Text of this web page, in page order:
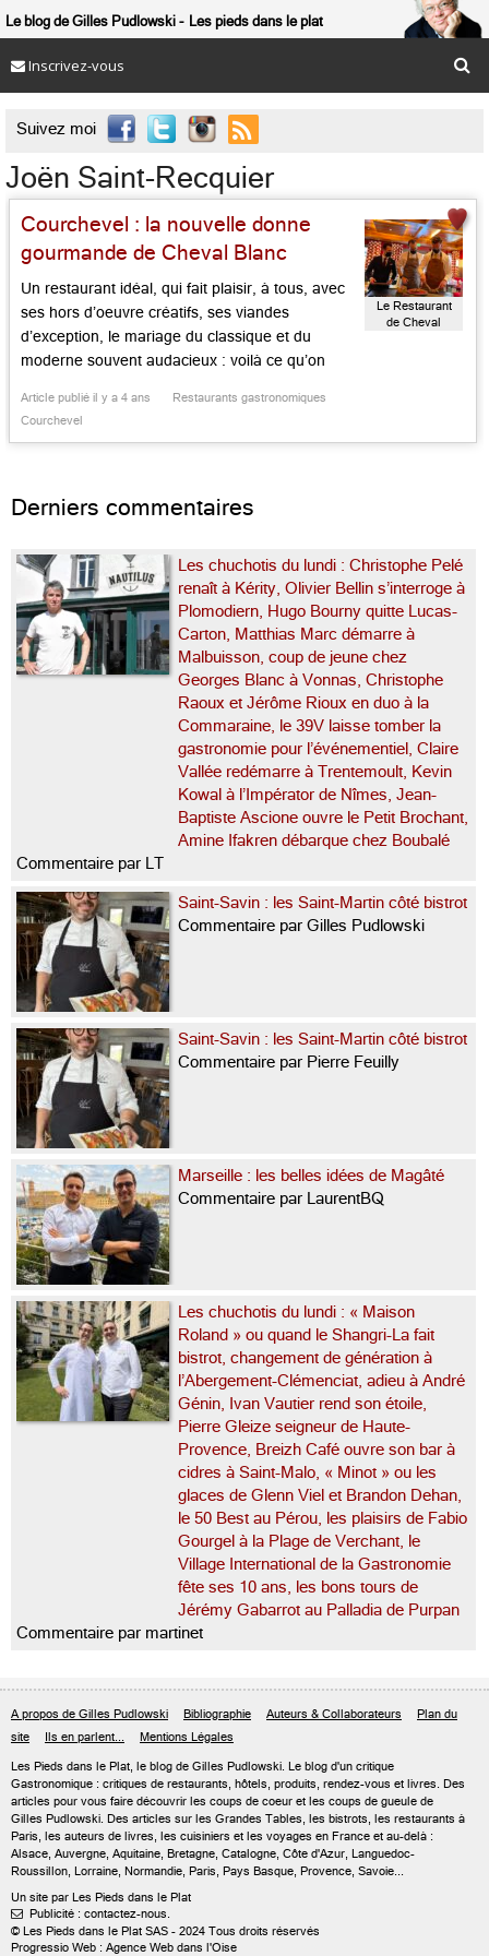
Le blog de Gilles Pudlowski Les pieds dans le plat
Inscrivez-vous
Suivez moi 
Joën Saint-Recquier
Courchevel : la nouvelle donne
gourmande de Cheval Blanc
Un restaurant idéal, qui fait plaisir, à tous, avec
ses hors d’oeuvre créatifs, ses viandes
d’exception, le mariage du classique et du
moderne souvent audacieux : voilà ce qu’on
table d’hôtel qui propose les plaisirs mélangés,
Article publié il y a 4 ans
Restaurants gastronomiques
Courchevel
Le Restaurant
de Cheval
Derniers commentaires
Les chuchotis du lundi : Christophe Pelé
renaît à Kérity, Olivier Bellin s’interroge à
Plomodiern, Hugo Bourny quitte Lucas-
Carton, Matthias Marc démarre à
Malbuisson, coup de jeune chez
Georges Blanc à Vonnas, Christophe
Raoux et Jérôme Rioux en duo à la
Commaraine, le 39V laisse tomber la
gastronomie pour l’événementiel, Claire
Vallée redémarre à Trentemoult, Kevin
Kowal à l’Impérator de Nîmes, Jean-
Baptiste Ascione ouvre le Petit Brochant,
Amine Ifakren débarque chez Boubalé
Commentaire par LT
Saint-Savin : les Saint-Martin côté bistrot
Commentaire par Gilles Pudlowski
Saint-Savin : les Saint-Martin côté bistrot
Commentaire par Pierre Feuilly
Marseille : les belles idées de Magâté
Commentaire par LaurentBQ
Les chuchotis du lundi : « Maison
Roland » ou quand le Shangri-La fait
bistrot, changement de génération à
l’Abergement-Clémenciat, adieu à André
Génin, Ivan Vautier rend son étoile,
Pierre Gleize seigneur de Haute-
Provence, Breizh Café ouvre son bar à
cidres à Saint-Malo, « Minot » ou les
glaces de Glenn Viel et Brandon Dehan,
le 50 Best au Pérou, les plaisirs de Fabio
Gourgel à la Plage de Verchant, le
Village International de la Gastronomie
fête ses 10 ans, les bons tours de
Jérémy Gabarrot au Palladia de Purpan
Commentaire par martinet
A propos de Gilles Pudlowski Bibliographie Auteurs & Collaborateurs
Plan du
site
Ils en parlent... Mentions Légales
Les Pieds dans le Plat, le blog de Gilles Pudlowski. Le blog d'un critique
Gastronomique : critiques de restaurants, hôtels, produits, rendez-vous et livres. Des
articles pour vous faire découvrir les coups de coeur et les coups de gueule de
Gilles Pudlowski. Des articles sur les Grandes Tables, les bistrots, les restaurants à
Paris, les auteurs de livres, les cuisiniers et les voyages en France et au-delà :
Alsace, Auvergne, Aquitaine, Bretagne, Catalogne, Côte d'Azur, Languedoc-
Roussillon, Lorraine, Normandie, Paris, Pays Basque, Provence, Savoie...
Un site par Les Pieds dans le Plat
 Publicité : contactez-nous.
© Les Pieds dans le Plat SAS - 2024 Tous droits réservés
Progressio Web : Agence Web dans l'Oise